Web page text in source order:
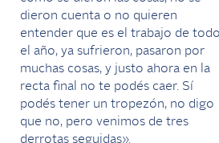
dieron cuenta o no quieren
entender que es el trabajo de todo
el año, ya sufrieron, pasaron por
muchas cosas, y justo ahora en la
recta final no te podés caer. Sí
podés tener un tropezón, no digo
que no, pero venimos de tres
derrotas seguidas».